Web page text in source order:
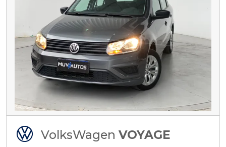
VolksWagen VOYAGE